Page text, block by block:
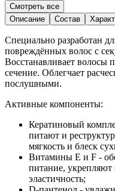
Смотреть все
Описание
Состав
Специально разработан
повреждённых волос с
Восстанавливает волосы
сечение. Облегчает
послушными.
Активные компоненты:
Кератиновый
питают и
мягкость и блеск
Витамины E и F -
питание,
эластичность;